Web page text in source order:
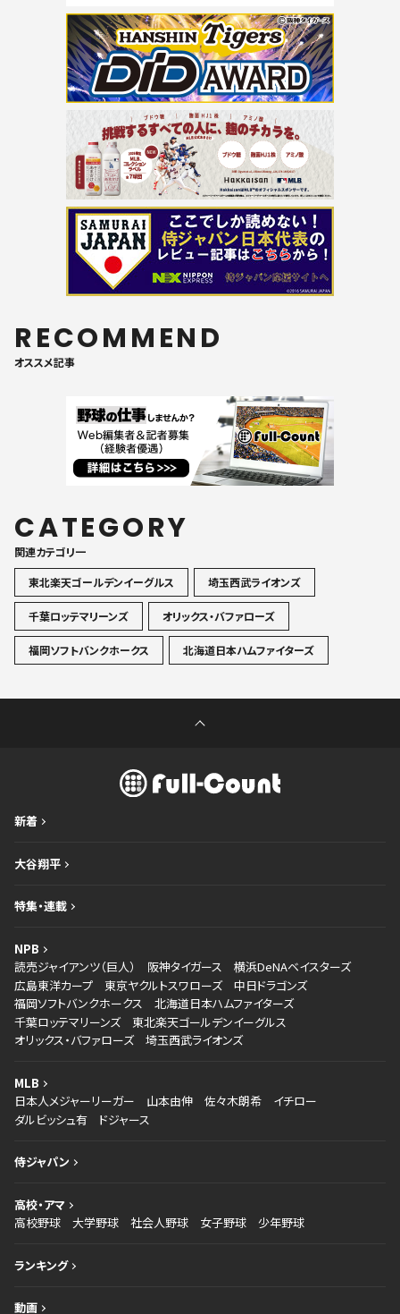
RECOMMEND
オススメ記事
CATEGORY
関連カテゴリ一
東北楽天ゴールデンイーグルス
埼玉西武ライオンズ
千葉ロッテマリーンズ オリックス・バファローズ
福岡ソフトバンクホークス 北海道日本ハムファイターズ
新着
大谷翔平
特集・連載
NPB
読売ジャイアンツ（巨人）
阪神タイガース
横浜DeNAベイスターズ
広島東洋カープ
東京ヤクルトスワローズ
中日ドラゴンズ
福岡ソフトバンクホークス
北海道日本ハムファイターズ
千葉ロッテマリーンズ
東北楽天ゴールデンイーグルス
オリックス・バファローズ
埼玉西武ライオンズ
MLB
日本人メジャーリーガー
山本由伸 佐々木朗希
イチロー
ダルビッシュ有
ドジャース
侍ジャパン
高校・アマ
高校野球
大学野球 社会人野球 女子野球 少年野球
ランキング
動画